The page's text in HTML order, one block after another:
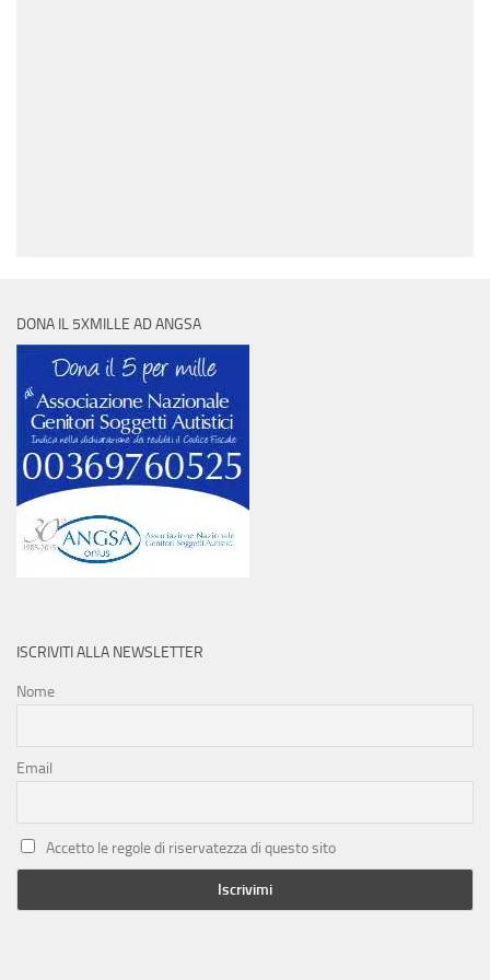
DONA IL 5XMILLE AD ANGSA
ISCRIVITI ALLA NEWSLETTER
Nome
Email
Accetto le regole di riservatezza di questo sito